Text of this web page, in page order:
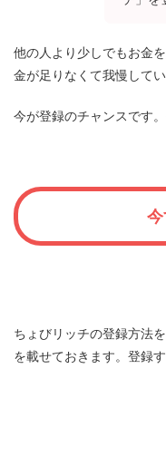
他の人より少しでもお金
金が足りなくて我慢してい
今が登録のチャンスです
ちょびリッチの登録方法
を載せておきます。登録